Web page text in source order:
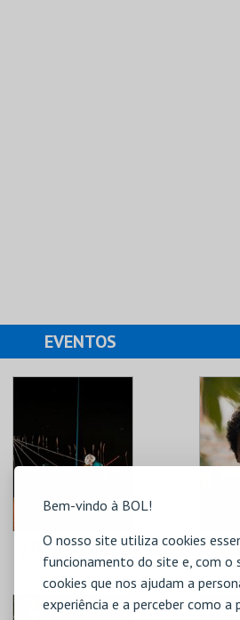
Bem-vindo à BOL!
O nosso site utiliza cookies
funcionamento do site e, com o
cookies que nos ajudam a
experiência e a perceber como
EVENTOS
STEAL YOU FOR A
MOMENT | CORPO
EDIÇÃO 2026}
CINETEATRO
MÊS: